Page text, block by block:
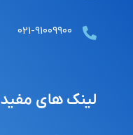
۰۲۱-۹۱۰۰۹۹۰۰
لینک های مفید